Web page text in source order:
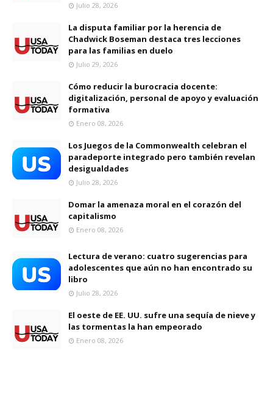
Julio 28, 2026
La disputa familiar por la herencia de
Chadwick Boseman destaca tres lecciones
para las familias en duelo
Julio 29, 2026
Cómo reducir la burocracia docente:
digitalización, personal de apoyo y evaluación
formativa
Enero 08, 2026
Los Juegos de la Commonwealth celebran el
paradeporte integrado pero también revelan
desigualdades
Julio 28, 2026
Domar la amenaza moral en el corazón del
capitalismo
Enero 08, 2026
Lectura de verano: cuatro sugerencias para
adolescentes que aún no han encontrado su
libro
Julio 28, 2026
El oeste de EE. UU. sufre una sequía de nieve y
las tormentas la han empeorado
Enero 08, 2026